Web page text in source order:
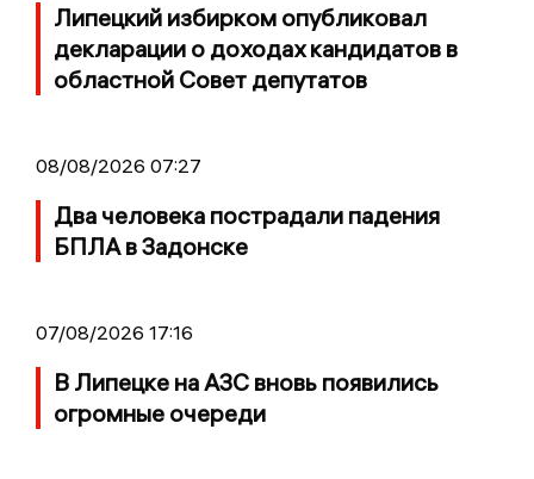
Липецкий избирком опубликовал
декларации о доходах кандидатов в
областной Совет депутатов
08/08/2026 07:27
Два человека пострадали падения
БПЛА в Задонске
07/08/2026 17:16
В Липецке на АЗС вновь появились
огромные очереди